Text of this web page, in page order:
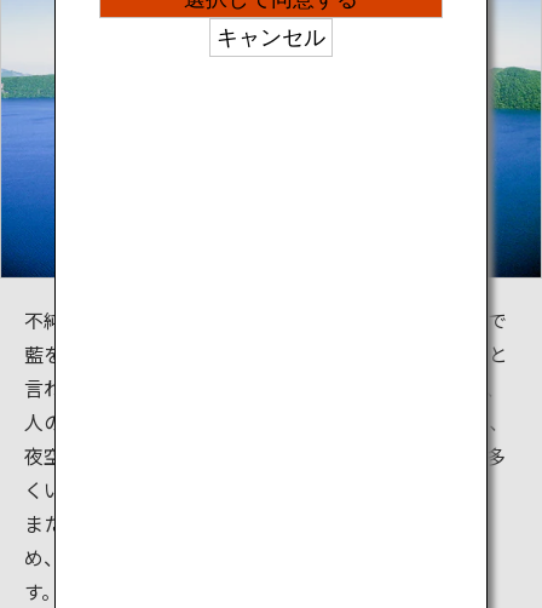
不純物をほとんど含まない聖なる水が作り出す、まるで
藍を流したかのような独特の深い青は「摩周ブルー」と
言われています。摩周湖の水はただ美しいだけでなく、
人の心にたとえるならば、まさに「純真な水」。また、
夜空の星も絶景であり、摩周星紀行ツアーの参加者も多
くいます。
また、摩周湖周辺は、その素晴しい自然を保護するた
め、国立公園の中でも特別保護地区に指定されていま
す。
キャンセル